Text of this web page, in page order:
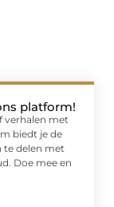
platform!
verhalen met
biedt je de
te delen met
Doe mee en